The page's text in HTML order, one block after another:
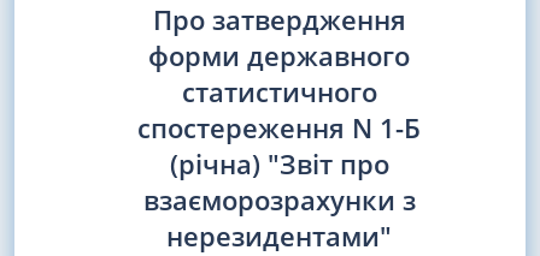
Про затвердження
форми державного
статистичного
спостереження N 1-Б
(річна) "Звіт про
взаєморозрахунки з
нерезидентами"